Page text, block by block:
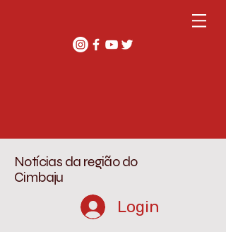
Notícias da região do
Cimbaju
Login